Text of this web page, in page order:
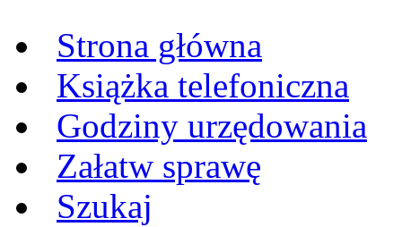
Strona główna
Książka telefoniczna
Godziny urzędowania
Załatw sprawę
Szukaj